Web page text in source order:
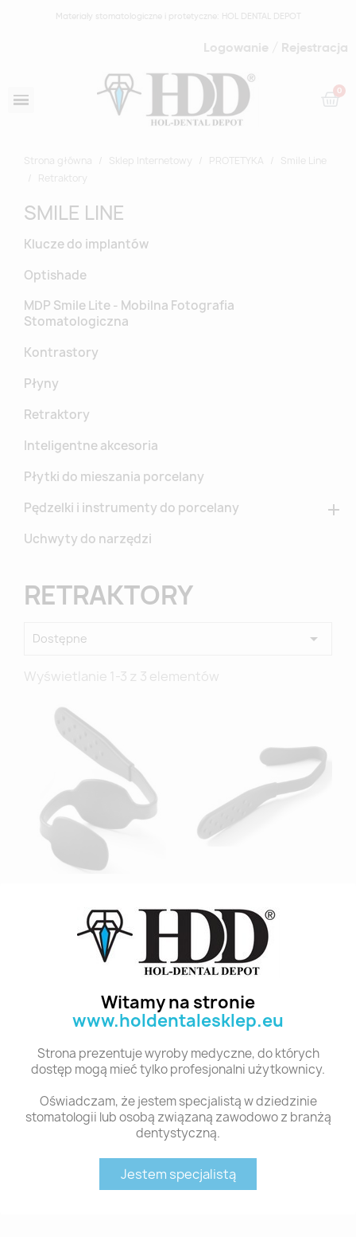
Witamy na stronie
www.holdentalesklep.eu
Strona prezentuje wyroby medyczne, do których
dostęp mogą mieć tylko profesjonalni użytkownicy.
Oświadczam, że jestem specjalistą w dziedzinie
stomatologii lub osobą związaną zawodowo z branżą
dentystyczną.
Jestem specjalistą
Materiały stomatologiczne i protetyczne: HOL DENTAL DEPOT
Logowanie / Rejestracja
Strona główna Sklep Internetowy PROTETYKA
Smile Line
Retraktory
SMILE LINE
Klucze do implantów
Optishade
MDP Smile Lite - Mobilna Fotografia
Stomatologiczna
Kontrastory
Płyny
Retraktory
Inteligentne akcesoria
Płytki do mieszania porcelany
Pędzelki i instrumenty do porcelany

Uchwyty do narzędzi
RETRAKTORY
Dostępne 
Wyświetlanie 1-3 z 3 elementów
CAD UPPER...
435,42 zł
CAD UPPER...
396,31 zł
SML PC-3100 PHOTO-
CAD SET...